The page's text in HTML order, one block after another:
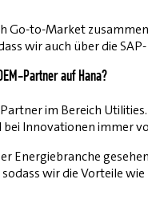
to-Market
wir auch über die
Partner auf Hana?
im Bereich
Innovationen immer
Energiebranche
wir die Vorteile